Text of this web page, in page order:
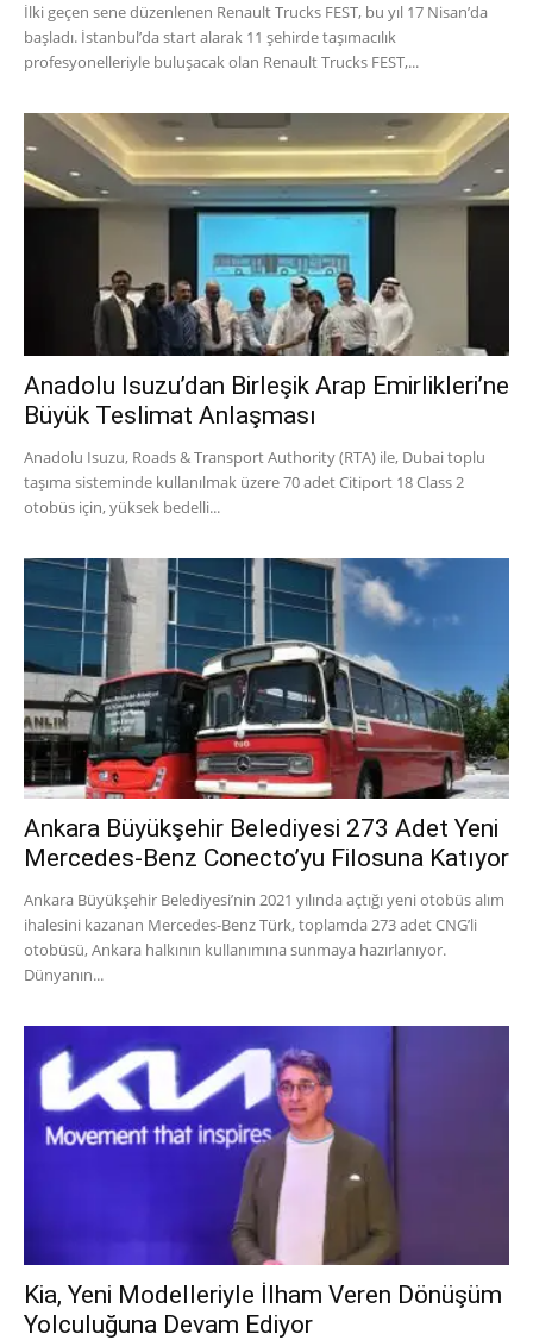
İlki geçen sene düzenlenen Renault Trucks FEST, bu yıl 17 Nisan’da
başladı. İstanbul’da start alarak 11 şehirde taşımacılık
profesyonelleriyle buluşacak olan Renault Trucks FEST,...
Anadolu Isuzu’dan Birleşik Arap Emirlikleri’ne
Büyük Teslimat Anlaşması
Anadolu Isuzu, Roads & Transport Authority (RTA) ile, Dubai toplu
taşıma sisteminde kullanılmak üzere 70 adet Citiport 18 Class 2
otobüs için, yüksek bedelli...
Ankara Büyükşehir Belediyesi 273 Adet Yeni
Mercedes-Benz Conecto’yu Filosuna Katıyor
Ankara Büyükşehir Belediyesi’nin 2021 yılında açtığı yeni otobüs alım
ihalesini kazanan Mercedes-Benz Türk, toplamda 273 adet CNG’li
otobüsü, Ankara halkının kullanımına sunmaya hazırlanıyor.
Dünyanın...
Kia, Yeni Modelleriyle İlham Veren Dönüşüm
Yolculuğuna Devam Ediyor